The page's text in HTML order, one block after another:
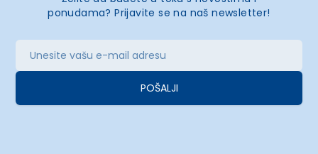
ponudama? Prijavite se na naš newsletter!
POŠALJI